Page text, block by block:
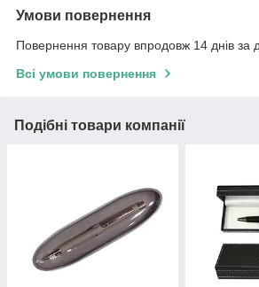
Умови повернення
Повернення товару впродовж 14 днів за
Всі умови повернення
Подібні товари компанії